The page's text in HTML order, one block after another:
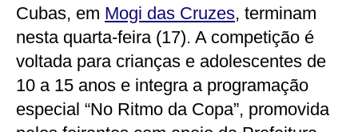
Cubas, em Mogi das Cruzes, terminam
nesta quarta-feira (17). A competição é
voltada para crianças e adolescentes de
10 a 15 anos e integra a programação
especial “No Ritmo da Copa”, promovida